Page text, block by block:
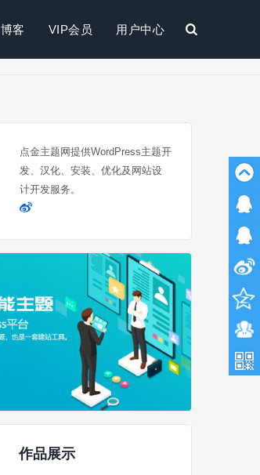
博客 VIP会员 用户中心
点金主题网提供WordPress主题开
发、汉化、安装、优化及网站设
计开发服务。
作品展示